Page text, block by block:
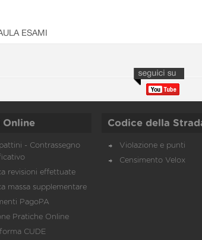
ESAMI
Online
- Contrassegno
revisioni effettuate
massa supplementare
PagoPA
Pratiche Online
CUDE
Codice della
Violazione e punti
Censimento Velox